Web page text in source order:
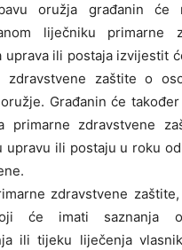
oružja građanin će
liječniku primarne
uprava ili postaja izvijestit
zdravstvene zaštite o
Građanin će
primarne zdravstvene
ili postaju u roku
zdravstvene
će imati saznanja
ili tijeku liječenja